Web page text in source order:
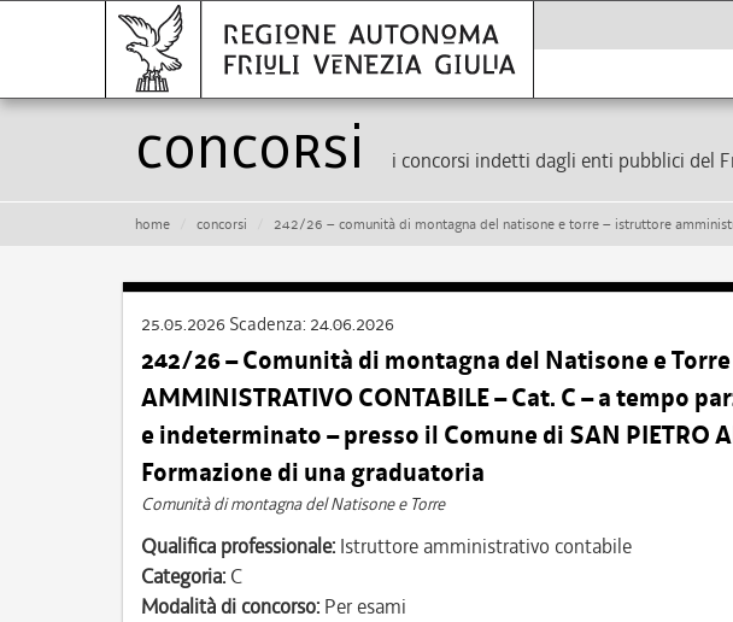
Concorsi i concorsi indetti dagli enti pubblici del
home concorsi 242/26 – comunità di montagna del natisone e torre – istruttore amministrativo contabile – cat. c – a tempo parziale (18 ore settimanali) e
25.05.2026 Scadenza: 24.06.2026
242/26 – Comunità di montagna del Natisone e Torre
AMMINISTRATIVO CONTABILE – Cat. C – a tempo
e indeterminato – presso il Comune di SAN PIETRO
Formazione di una graduatoria
Comunità di montagna del Natisone e Torre
Qualifica professionale: Istruttore amministrativo contabile
Categoria: C
Modalità di concorso: Per esami